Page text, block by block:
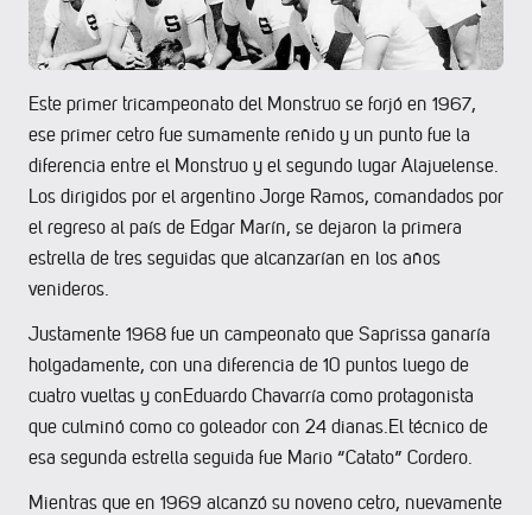
Este primer tricampeonato del Monstruo se forjó en 1967,
ese primer cetro fue sumamente reñido y un punto fue la
diferencia entre el Monstruo y el segundo lugar Alajuelense.
Los dirigidos por el argentino Jorge Ramos, comandados por
el regreso al país de Edgar Marín, se dejaron la primera
estrella de tres seguidas que alcanzarían en los años
venideros.
Justamente 1968 fue un campeonato que Saprissa ganaría
holgadamente, con una diferencia de 10 puntos luego de
cuatro vueltas y conEduardo Chavarría como protagonista
que culminó como co goleador con 24 dianas.El técnico de
esa segunda estrella seguida fue Mario “Catato” Cordero.
Mientras que en 1969 alcanzó su noveno cetro, nuevamente